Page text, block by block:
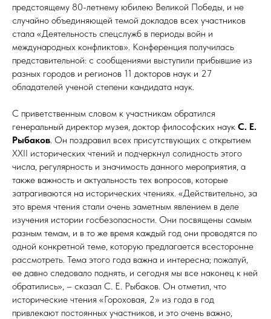
предстоящему 80-летнему юбилею Великой Победы, и не
случайно объединяющей темой докладов всех участников
стала «Деятельность спецслужб в периоды войн и
международных конфликтов». Конференция получилась
представительной: с сообщениями выступили прибывшие из
разных городов и регионов 11 докторов наук и 27
обладателей ученой степени кандидата наук.
С приветственным словом к участникам обратился
генеральный директор музея, доктор философских наук С. Е.
Рыбаков. Он поздравил всех присутствующих с открытием
XXII исторических чтений и подчеркнул солидность этого
числа, регулярность и значимость данного мероприятия, а
также важность и актуальность тех вопросов, которые
затрагиваются на исторических чтениях. «Действительно, за
это время чтения стали очень заметным явлением в деле
изучения истории госбезопасности. Они посвящены самым
разным темам, и в то же время каждый год они проводятся по
одной конкретной теме, которую предлагается всесторонне
рассмотреть. Тема этого года важна и интересна; пожалуй,
ее давно следовало поднять, и сегодня мы все наконец к ней
обратились», – сказал С. Е. Рыбаков. Он отметил, что
исторические чтения «Гороховая, 2» из года в год
привлекают постоянных участников, и это очень важно,